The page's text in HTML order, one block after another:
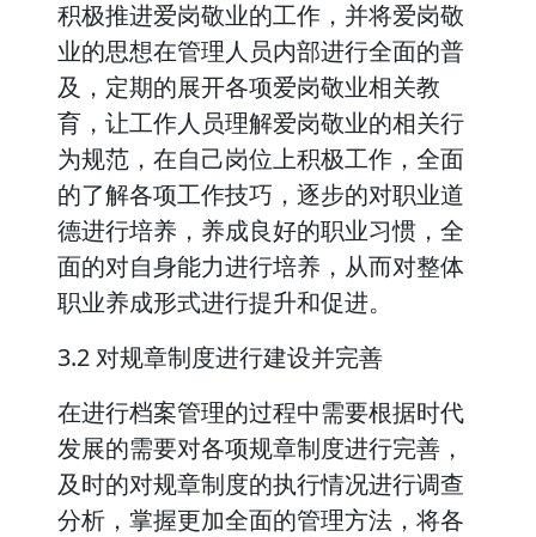
积极推进爱岗敬业的工作，并将爱岗敬
业的思想在管理人员内部进行全面的普
及，定期的展开各项爱岗敬业相关教
育，让工作人员理解爱岗敬业的相关行
为规范，在自己岗位上积极工作，全面
的了解各项工作技巧，逐步的对职业道
德进行培养，养成良好的职业习惯，全
面的对自身能力进行培养，从而对整体
职业养成形式进行提升和促进。
3.2 对规章制度进行建设并完善
在进行档案管理的过程中需要根据时代
发展的需要对各项规章制度进行完善，
及时的对规章制度的执行情况进行调查
分析，掌握更加全面的管理方法，将各